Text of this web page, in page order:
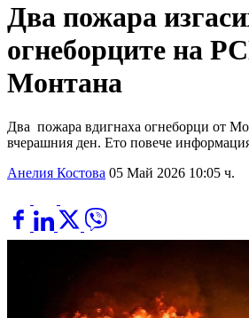
Два пожара
огнеборците на
Монтана
Два пожара вдигнаха огнеборци от
вчерашния ден. Ето повече
Анелия Костова 05 Май 2026 10:05 ч.